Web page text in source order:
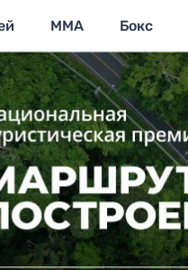
MMA Бокс